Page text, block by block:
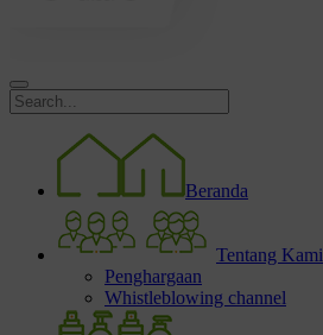
Beranda
Tentang Kami
Penghargaan
Whistleblowing channel